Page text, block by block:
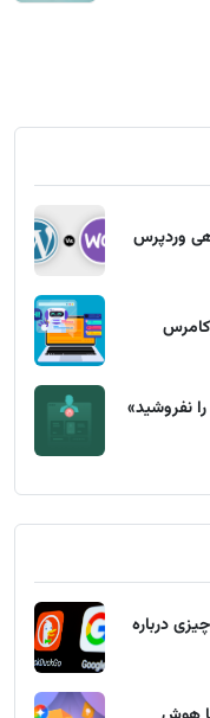
وردپرس
نفروشید»
درباره